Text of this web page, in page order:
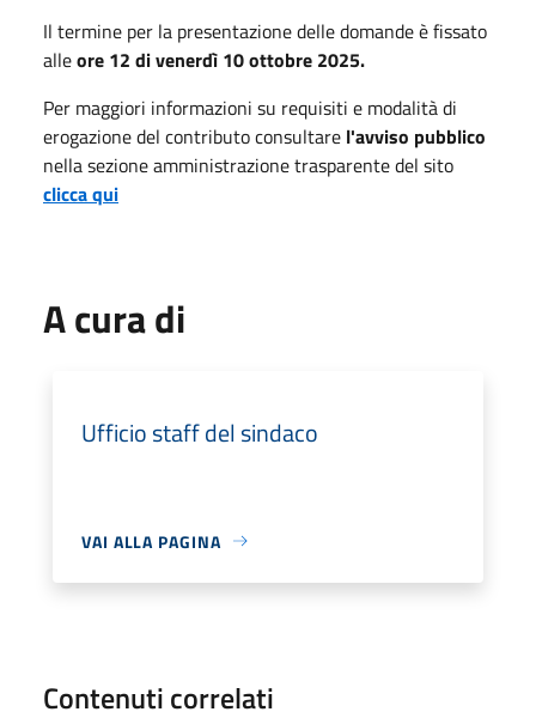
Il termine per la presentazione delle domande è fissato
alleore 12 di venerdì 10 ottobre 2025.
Per maggiori informazioni su requisiti e modalità di
erogazione del contributo consultare l'avviso pubblico
nella sezione amministrazione trasparente del sito
clicca qui
A cura di
Ufficio staff del sindaco
VAI ALLA PAGINA
Contenuti correlati